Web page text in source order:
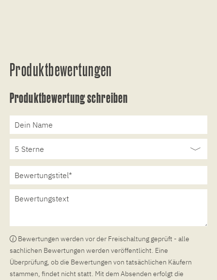
Produktbewertungen
Produktbewertung schreiben
Bewertungen werden vor der Freischaltung geprüft - alle
sachlichen Bewertungen werden veröffentlicht. Eine
Überprüfung, ob die Bewertungen von tatsächlichen Käufern
stammen, findet nicht statt. Mit dem Absenden erfolgt die